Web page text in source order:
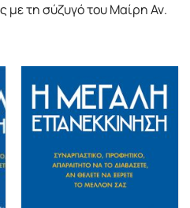
µε τη σύζυγό του Μαίρη Αν.